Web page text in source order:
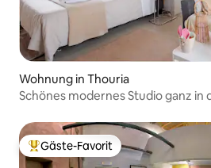
Wohnung in Thouria
Schönes modernes Studio ganz in
Beliebter Gäste-Favorit.
Gäste-Favorit